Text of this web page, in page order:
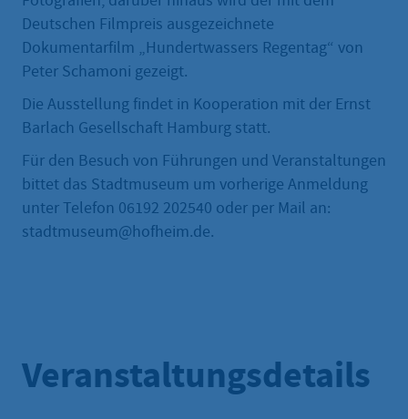
Deutschen Filmpreis ausgezeichnete
Dokumentarfilm „Hundertwassers Regentag“ von
Peter Schamoni gezeigt.
Die Ausstellung findet in Kooperation mit der Ernst
Barlach Gesellschaft Hamburg statt.
Für den Besuch von Führungen und Veranstaltungen
bittet das Stadtmuseum um vorherige Anmeldung
unter Telefon 06192 202540 oder per Mail an:
stadtmuseum@hofheim.de.
Veranstaltungsdetails